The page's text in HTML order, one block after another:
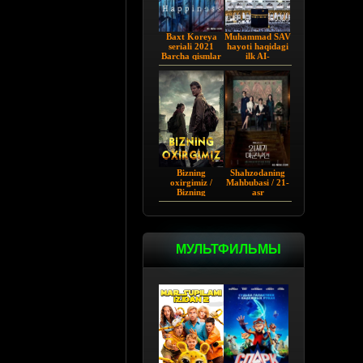
Baxt Koreya
seriali 2021
Barcha qismlar
Uzbekcha
tarjima
Muhammad SAV
hayoti haqidagi
ilk AI-
vizuallashtirilgan
serial! - Yo
Rasululloh |
Barcha qismi
Bizning
oxirgimiz /
Bizning
so'ngimiz AQSh
tilida O'zbekcha
Shahzodaning
Mahbubasi / 21-
asr
Shaxzodasining
МУЛЬТФИЛЬМЫ